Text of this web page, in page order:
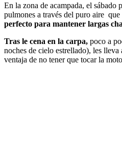
En la zona de acampada, el sábado
pulmones a través del puro aire
perfecto para mantener largas
Tras le cena en la carpa, poco a
noches de cielo estrellado), les lleva
ventaja de no tener que tocar la